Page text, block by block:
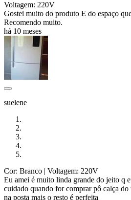
Voltagem: 220V
Gostei muito do produto E do espaço
Recomendo muito.
há 10 meses
suelene
Cor: Branco | Voltagem: 220V
Eu amei é muito linda grande do jeito q
cuidado quando for comprar pô calça do
na posta mais o resto é perfeita